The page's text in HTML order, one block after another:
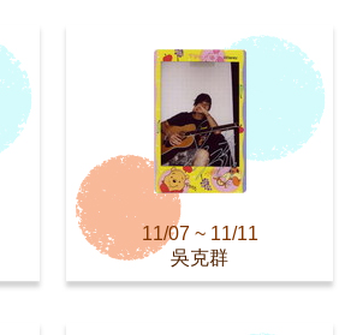
11/07 ~ 11/11
吳克群